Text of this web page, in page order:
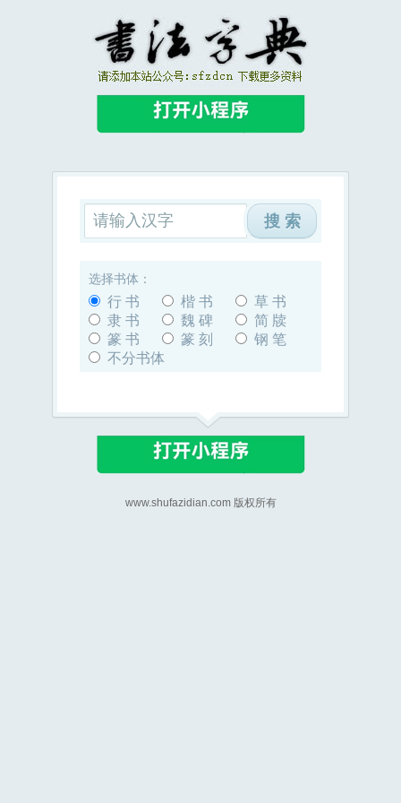
选择书体：
行 书 楷 书
草 书
隶 书
魏 碑
简 牍
篆 书
篆 刻
钢 笔
不分书体
www.shufazidian.com 版权所有